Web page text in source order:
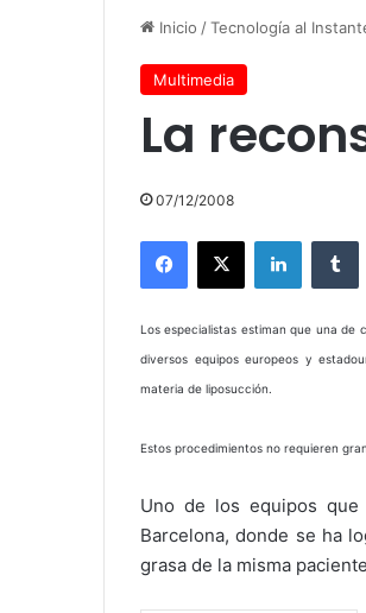
Inicio /Tecnología al
Multimedia
La
07/12/2008
Facebook
X LinkedIn
Los especialistas estiman que una de
diversos equipos europeos y
materia de liposucción.
Estos procedimientos no requieren
Uno de los equipos que
Barcelona, donde se ha
grasa de la misma